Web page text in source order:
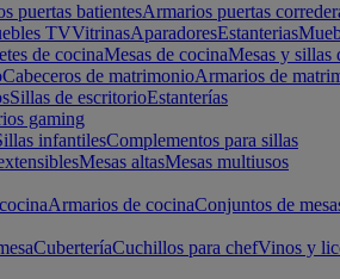
puertas batientesArmarios puertas
TVVitrinasAparadoresEstanterias
de cocinaMesas de cocinaMesas y sillas
Cabeceros de matrimonioArmarios de
Sillas de escritorioEstanterías
gaming
infantilesComplementos para sillas
Mesas altasMesas multiusos
Armarios de cocinaConjuntos de
CuberteríaCuchillos para chefVinos y